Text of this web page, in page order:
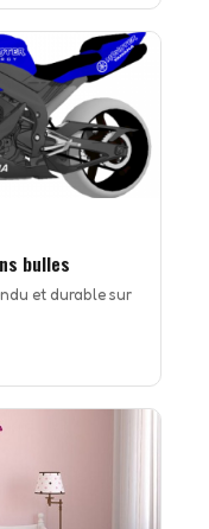
bulles
et durable sur